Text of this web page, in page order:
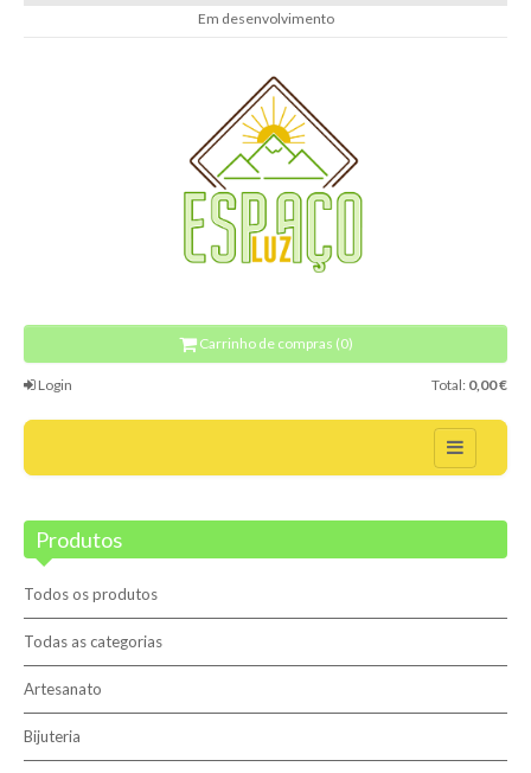
Em desenvolvimento
Carrinho de compras (0)
Login Total: 0,00 €
Blog
Promoções
Novidades
Terapias
Contactos
Produtos
Todos os produtos
Todas as categorias
Artesanato
Bijuteria